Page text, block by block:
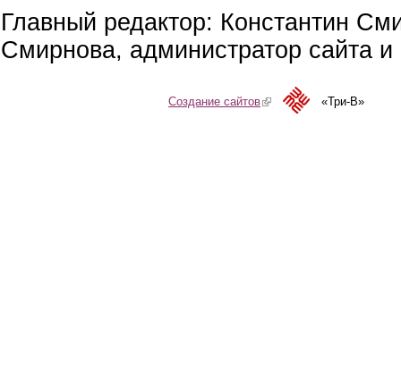
Главный редактор: Константин
Смирнова, администратор сайта
Создание сайтов(link is external)«Три-В»